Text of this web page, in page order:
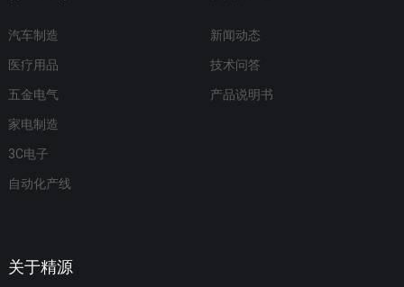
汽车制造
医疗用品
五金电气
家电制造
3C电子
自动化产线
新闻动态
技术问答
产品说明书
关于精源